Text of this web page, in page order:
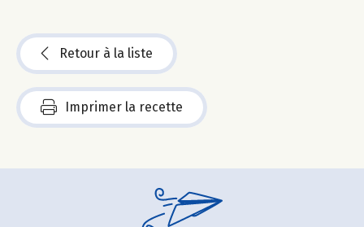
Retour à la liste
Imprimer la recette